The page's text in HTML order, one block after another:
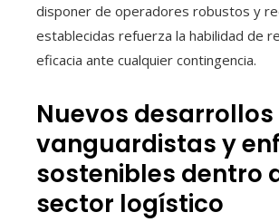
disponer de operadores robustos y
establecidas refuerza la habilidad de
eficacia ante cualquier contingencia.
Nuevos desarrollos
vanguardistas y
sostenibles dentro
sector logístico